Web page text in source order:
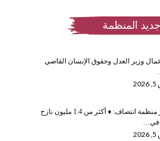
جديد المنظمة
وزير العدل وحقوق الإنسان القاضي
منظمة انتصاف: ♦️
أكثر من 1.4 مليون نازح
في…